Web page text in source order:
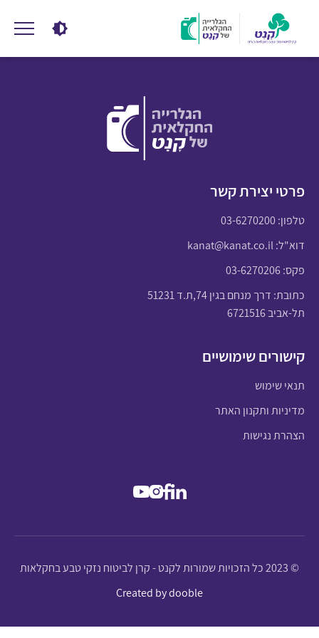
פרטי יצירת קשר
טלפון:03-6270200
דוא"ל:kanat@kanat.co.il
פקס: 03-6270206
כתובת: דרך מנחם בגין 74,ת.ד 51231
תל-אביב 6721516
קישורים שימושיים
תנאי שימוש
מדיניות ותקנון האתר
הצהרת נגישות
© 2023 כל הזכויות שמורות לקנט - קרן לביטוח נזקי טבע בחקלאות
Created by dooble